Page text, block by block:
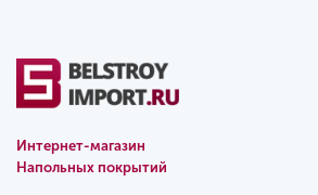
Интернет-магазин
Напольных покрытий